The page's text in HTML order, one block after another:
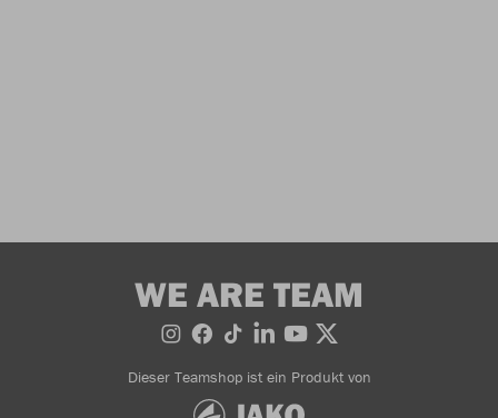
WE ARE TEAM
Dieser Teamshop ist ein Produkt von